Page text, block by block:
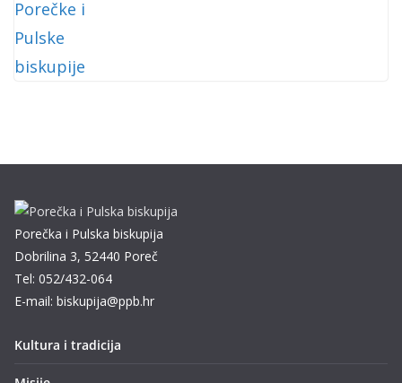
Porečka i Pulska biskupija
Dobrilina 3, 52440 Poreč
Tel: 052/432-064
E-mail: biskupija@ppb.hr
Kultura i tradicija